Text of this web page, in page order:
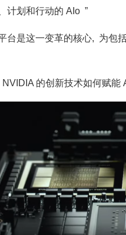
计划和行动的 AIo ”
台是这一变革的核心, 为包
的创新技术如何赋